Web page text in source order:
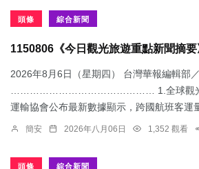
頭條 綜合新聞
1150806《今日觀光旅遊重點新聞摘要
2026年8月6日（星期四） 台灣華報編輯部
……………………………………… 1.​全球觀光客
運輸協會公布最新數據顯示，跨國航班客運
簡安 2026年八月06日 1,352 觀看
頭條 綜合新聞